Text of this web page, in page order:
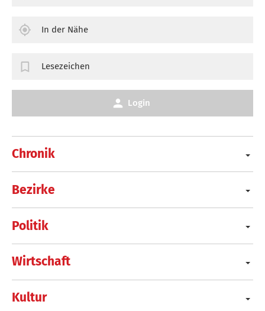
Chronik
Bezirke
Politik
Wirtschaft
Kultur
In der Nähe
Lesezeichen
Login